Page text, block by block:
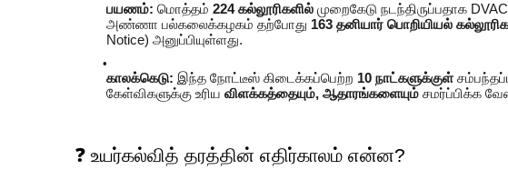
பயணம்: மொத்தம் 224 கல்லூரிகளில் முறைகேடு நடந்திருப்பதாக
அண்ணா பல்கலைக்கழகம் தற்போது 163 தனியார் பொறியியல்
Notice) அனுப்பியுள்ளது.
காலக்கெடு: இந்த நோட்டீஸ் கிடைக்கப்பெற்ற 10 நாட்களுக்குள்
கேள்விகளுக்கு உரிய விளக்கத்தையும், ஆதாரங்களையும் சமர்ப்பிக்க
❓ உயர்கல்வித் தரத்தின் எதிர்காலம் என்ன?